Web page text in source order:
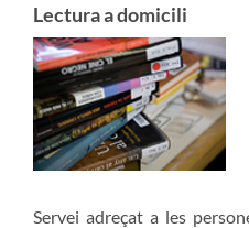
Lectura a domicili
Servei adreçat a les